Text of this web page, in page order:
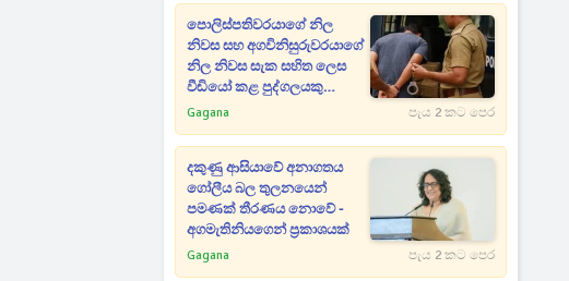
පොලිස්පතිවරයාගේ නිල
නිවස සහ අගවිනිසුරුවරයාගේ
නිල නිවස සැක සහිත ලෙස
වීඩියෝ කළ පුද්ගලයකු
අත්අඩංගුවට
Gagana පැය 2 කට පෙර
දකුණු ආසියාවේ අනාගතය
ගෝලීය බල තුලනයෙන්
පමණක් තීරණය නොවේ -
අගමැතිනියගෙන් ප්‍රකාශයක්
Gagana පැය 2 කට පෙර